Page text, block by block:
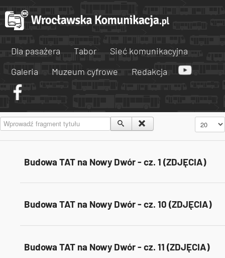
Dla pasażera Tabor
Sieć komunikacyjna
Galeria
Muzeum cyfrowe Redakcja
Wprowadź fragment tytułu Pokaż #
Budowa TAT na Nowy Dwór - cz. 1 (ZDJĘCIA)
Budowa TAT na Nowy Dwór - cz. 10 (ZDJĘCIA)
Budowa TAT na Nowy Dwór - cz. 11 (ZDJĘCIA)